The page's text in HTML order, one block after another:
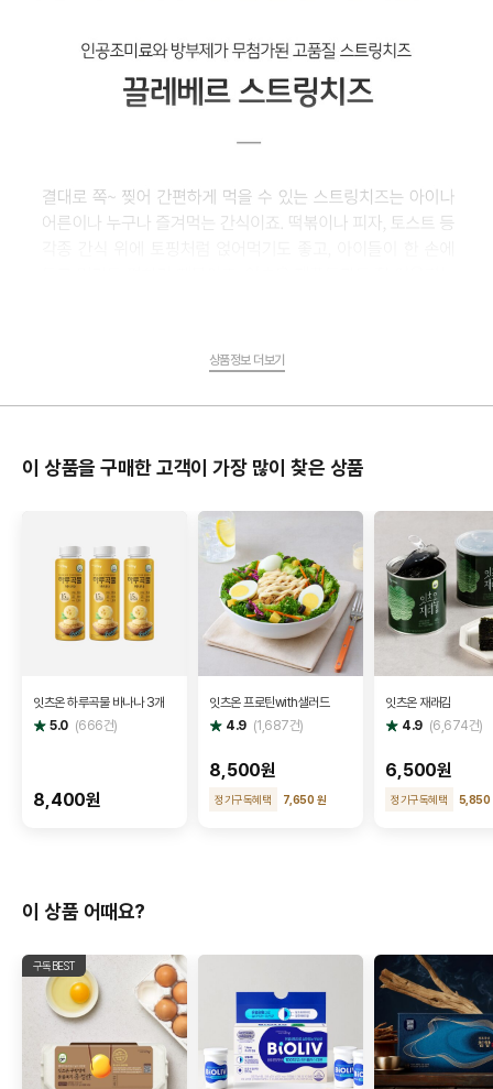
상품정보 더보기
이 상품을 구매한 고객이 가장 많이 찾은 상품
잇츠온 하루곡물 바나나 3개
별
점
5.0 (666건)
8,400원
잇츠온 프로틴with샐러드
별
점
4.9 (1,687건)
8,500원
정기구독혜택 7,650 원
잇츠온 재래김
별
점
4.9 (6,674건)
6,500원
정기구독혜택 5,850
이 상품 어때요?
구독BEST